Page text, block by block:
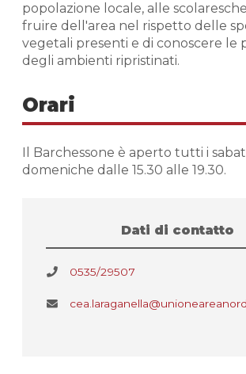
popolazione locale, alle
fruire dell'area nel rispetto delle
vegetali presenti e di conoscere le
degli ambienti ripristinati.
Orari
Il Barchessone è aperto tutti i
domeniche dalle 15.30 alle 19.30.
Dati di contatto
0535/29507